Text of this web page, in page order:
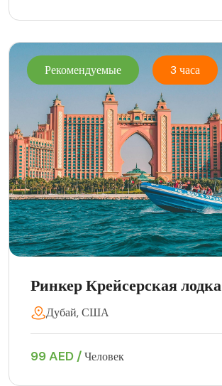
Рекомендуемые 3 часа
Ринкер Крейсерская лодка
Дубай, США
99 AED /Человек